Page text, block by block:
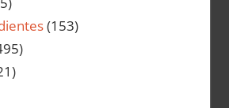
(153)